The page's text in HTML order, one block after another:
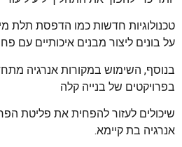
טכנולוגיות חדשות כמו הדפסת תלת
על בונים ליצור מבנים איכותיים עם
בנוסף, השימוש במקורות אנרגיה
בפרויקטים של בנייה קלה
שיכולים לעזור להפחית את פליטת
אנרגיה בת קיימא.